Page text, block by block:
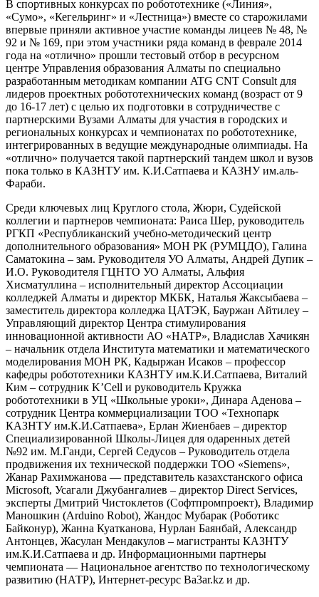
В спортивных конкурсах по робототехнике («Линия»,
«Сумо», «Кегельринг» и «Лестница») вместе со старожилами
впервые приняли активное участие команды лицеев № 48, №
92 и № 169, при этом участники ряда команд в феврале 2014
года на «отлично» прошли тестовый отбор в ресурсном
центре Управления образования Алматы по специально
разработанным методикам компании ATG CNT Consult для
лидеров проектных робототехнических команд (возраст от 9
до 16-17 лет) с целью их подготовки в сотрудничестве с
партнерскими Вузами Алматы для участия в городских и
региональных конкурсах и чемпионатах по робототехнике,
интегрированных в ведущие международные олимпиады. На
«отлично» получается такой партнерский тандем школ и вузов
пока только в КАЗНТУ им. К.И.Сатпаева и КАЗНУ им.аль-
Фараби.
Среди ключевых лиц Круглого стола, Жюри, Судейской
коллегии и партнеров чемпионата: Раиса Шер, руководитель
РГКП «Республиканский учебно-методический центр
дополнительного образования» МОН РК (РУМЦДО), Галина
Саматокина – зам. Руководителя УО Алматы, Андрей Дупик –
И.О. Руководителя ГЦНТО УО Алматы, Альфия
Хисматуллина – исполнительный директор Ассоциации
колледжей Алматы и директор МКБК, Наталья Жаксыбаева –
заместитель директора колледжа ЦАТЭК, Бауржан Айтилеу –
Управляющий директор Центра стимулирования
инновационной активности АО «НАТР», Владислав Хачикян
– начальник отдела Института математики и математического
моделирования МОН РК, Кадыржан Исаков – профессор
кафедры робототехники КАЗНТУ им.К.И.Сатпаева, Виталий
Ким – сотрудник K’Cell и руководитель Кружка
робототехники в УЦ «Школьные уроки», Динара Аденова –
сотрудник Центра коммерциализации ТОО «Технопарк
КАЗНТУ им.К.И.Сатпаева», Ерлан Жиенбаев – директор
Специализированной Школы-Лицея для одаренных детей
№92 им. М.Ганди, Сергей Седусов – Руководитель отдела
продвижения их технической поддержки ТОО «Siemens»,
Жанар Рахимжанова — представитель казахстанского офиса
Microsoft, Усагали Джубангалиев – директор Direct Services,
эксперты Дмитрий Чистоклетов (Софтпромпроект), Владимир
Маношкин (Arduino Robot), Жандос Мубарак (Роботикс
Байконур), Жанна Куатканова, Нурлан Баянбай, Александр
Антонцев, Жасулан Мендакулов – магистранты КАЗНТУ
им.К.И.Сатпаева и др. Информационными партнеры
чемпионата — Национальное агентство по технологическому
развитию (НАТР), Интернет-ресурс Ba3ar.kz и др.